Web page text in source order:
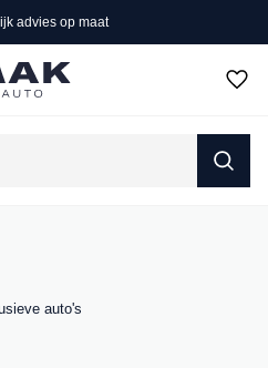
advies op maat
en klaar voor een
collectie Porsche, Audi,
auto's